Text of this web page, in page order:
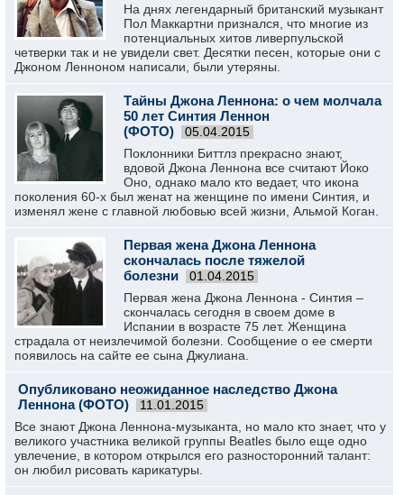
На днях легендарный британский музыкант
Пол Маккартни признался, что многие из
потенциальных хитов ливерпульской
четверки так и не увидели свет. Десятки песен, которые они с
Джоном Ленноном написали, были утеряны.
Тайны Джона Леннона: о чем молчала
50 лет Синтия Леннон
(ФОТО)
05.04.2015
Поклонники Биттлз прекрасно знают,
вдовой Джона Леннона все считают Йоко
Оно, однако мало кто ведает, что икона
поколения 60-х был женат на женщине по имени Синтия, и
изменял жене с главной любовью всей жизни, Альмой Коган.
Первая жена Джона Леннона
скончалась после тяжелой
болезни
01.04.2015
Первая жена Джона Леннона - Синтия –
скончалась сегодня в своем доме в
Испании в возрасте 75 лет. Женщина
страдала от неизлечимой болезни. Сообщение о ее смерти
появилось на сайте ее сына Джулиана.
Опубликовано неожиданное наследство Джона
Леннона (ФОТО)
11.01.2015
Все знают Джона Леннона-музыканта, но мало кто знает, что у
великого участника великой группы Beatles было еще одно
увлечение, в котором открылся его разносторонний талант:
он любил рисовать карикатуры.